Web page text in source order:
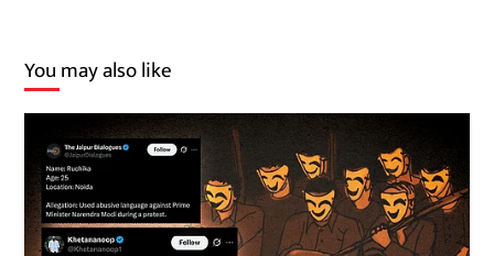
You may also like